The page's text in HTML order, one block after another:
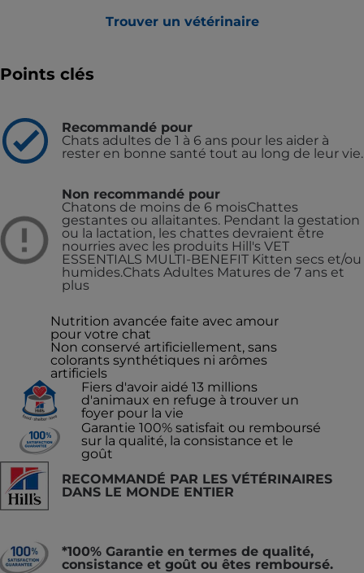
Trouver un vétérinaire
Points clés
Recommandé pour
Chats adultes de 1 à 6 ans pour les aider à
rester en bonne santé tout au long de leur vie.
Non recommandé pour
Chatons de moins de 6 moisChattes
gestantes ou allaitantes. Pendant la gestation
ou la lactation, les chattes devraient être
nourries avec les produits Hill's VET
ESSENTIALS MULTI-BENEFIT Kitten secs et/ou
humides.Chats Adultes Matures de 7 ans et
plus
Nutrition avancée faite avec amour
pour votre chat
Non conservé artificiellement, sans
colorants synthétiques ni arômes
artificiels
Fiers d'avoir aidé 13 millions
d'animaux en refuge à trouver un
foyer pour la vie
Garantie 100% satisfait ou remboursé
sur la qualité, la consistance et le
goût
RECOMMANDÉ PAR LES VÉTÉRINAIRES
DANS LE MONDE ENTIER
*100% Garantie en termes de qualité,
consistance et goût ou êtes remboursé.